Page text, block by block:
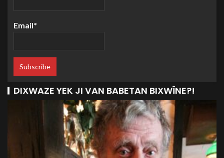
Email*
DIXWAZE YEK JI VAN BABETAN BIXWÎNE?!